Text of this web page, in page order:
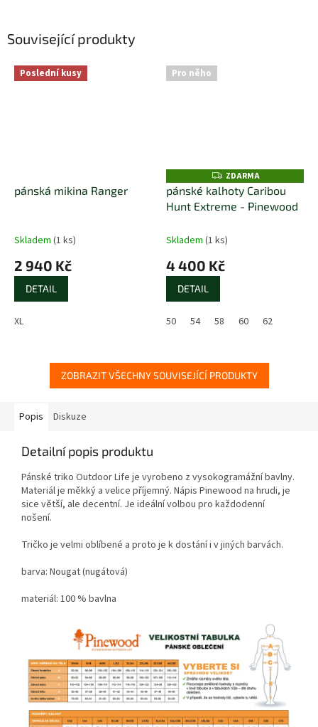
Související produkty
Poslední kusy
pánská mikina Ranger
Skladem (1 ks)
2 940 Kč
DETAIL
XL
Pro něho
Z
D
A
R
ZDARMA
pánské kalhoty Caribou
Hunt Extreme - Pinewood
Skladem (1 ks)
4 400 Kč
DETAIL
50 54 58 60 62
ZOBRAZIT VŠECHNY SOUVISEJÍCÍ PRODUKTY
Popis Diskuze
Detailní popis produktu
Pánské triko Outdoor Life je vyrobeno z vysokogramážní bavlny.
Materiál je měkký a velice příjemný. Nápis Pinewood na hrudi, je
sice větší, ale decentní. Je ideální volbou pro každodenní
nošení.
Tričko je velmi oblíbené a proto je k dostání i v jiných barvách.
barva: Nougat (nugátová)
materiál: 100 % bavlna